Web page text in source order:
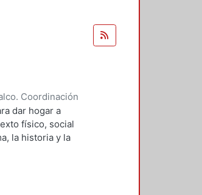
Coordinación
;Arce
dar hogar a
físico, social
la historia y la